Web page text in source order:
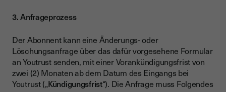
3. Anfrageprozess
Der Abonnent kann eine Änderungs- oder
Löschungsanfrage über das dafür vorgesehene Formular
an Youtrust senden, mit einer Vorankündigungsfrist von
zwei (2) Monaten ab dem Datum des Eingangs bei
Youtrust („Kündigungsfrist“). Die Anfrage muss Folgendes